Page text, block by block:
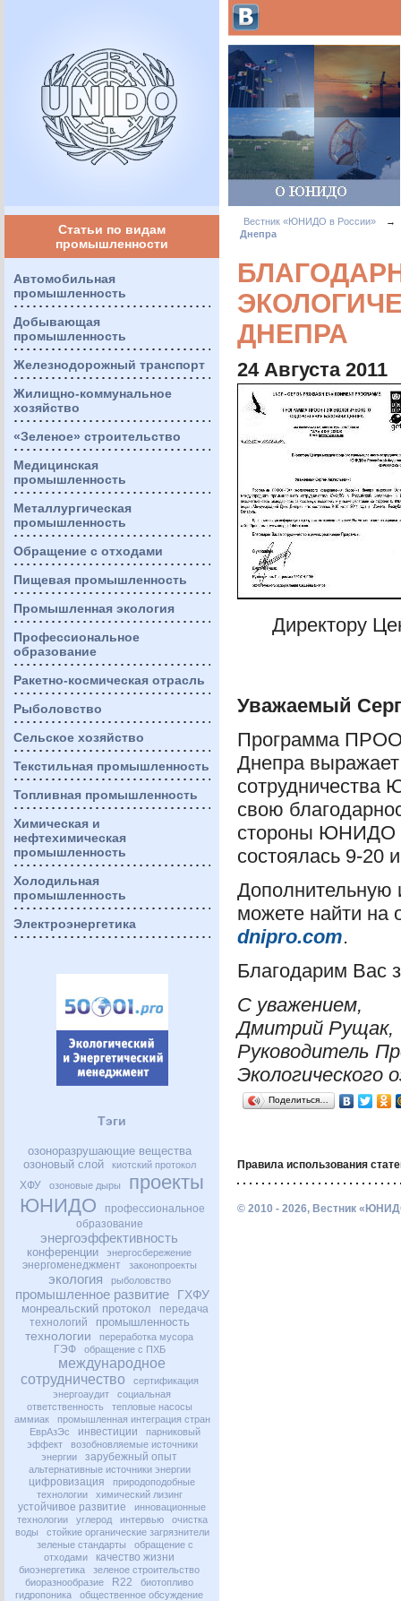
Статьи по видам
промышленности
Автомобильная
промышленность
Добывающая
промышленность
Железнодорожный транспорт
Жилищно-коммунальное
хозяйство
«Зеленое» строительство
Медицинская
промышленность
Металлургическая
промышленность
Обращение с отходами
Пищевая промышленность
Промышленная экология
Профессиональное
образование
Ракетно-космическая отрасль
Рыболовство
Сельское хозяйство
Текстильная промышленность
Топливная промышленность
Химическая и
нефтехимическая
промышленность
Холодильная
промышленность
Электроэнергетика
Тэги
озоноразрушающие вещества
озоновый слой
киотский протокол
ХФУ озоновые дыры
проекты
ЮНИДО
профессиональное
образование
энергоэффективность
конференции энергосбережение
энергоменеджмент законопроекты
экология рыболовство
промышленное развитие ГХФУ
монреальский протокол
передача
технологий
промышленность
технологии переработка мусора
ГЭФ обращение с ПХБ
международное
сотрудничество
сертификация
энергоаудит
социальная
ответственность
тепловые насосы
аммиак
промышленная интеграция стран
ЕврАзЭс
инвестиции
парниковый
эффект
возобновляемые источники
энергии
зарубежный опыт
альтернативные источники энергии
цифровизация
природоподобные
технологии
химический лизинг
устойчивое развитие
инновационные
технологии
углерод интервью
очистка
воды
стойкие органические загрязнители
зеленые стандарты
обращение с
отходами
качество жизни
биоэнергетика
зеленое строительство
биоразнообразие
R22
биотопливо
гидропоника
общественное обсуждение
Вестник «ЮНИДО в России»
→
Днепра
ДНЕПРА
24 Августа 2011
Директору
Уважаемый
Программа
Днепра
сотрудничества
свою
стороны ЮНИДО
состоялась 9-20
Дополнительную
можете найти
dnipro.com.
Благодарим Вас
С уважением,
Дмитрий Рущак,
Руководитель
Экологического
Поделиться…
Правила использования
© 2010 - 2026, Вестник